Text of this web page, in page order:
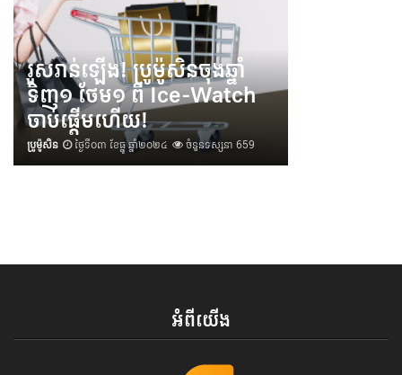
រួសរាន់ឡើង! ប្រូម៉ូសិនចុងឆ្នាំ
ទិញ១ ថែម១ ពី Ice-Watch ​
ចាប់ផ្តើមហើយ!
ប្រូម៉ូសិន ថ្ងៃទី០៣ ខែធ្នូ ឆ្នាំ២០២៤ ចំនួនទស្សនា 659
អំពីយើង